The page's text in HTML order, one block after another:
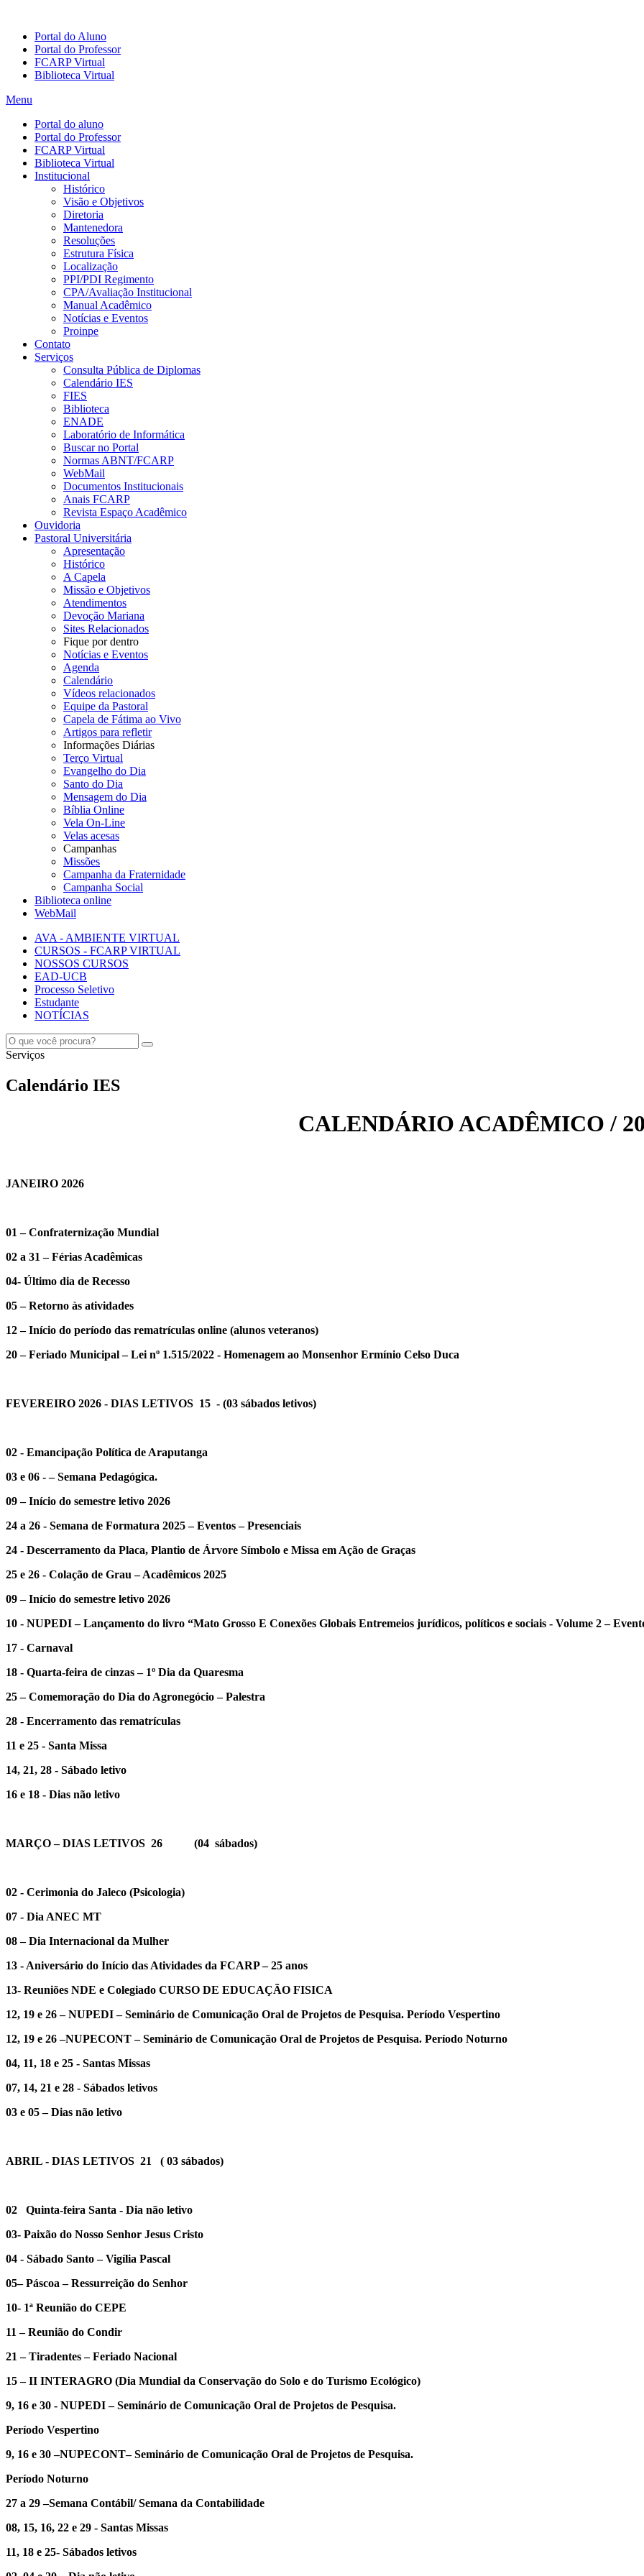
Portal do Aluno
Portal do Professor
FCARP Virtual
Biblioteca Virtual
Menu
Portal do aluno
Portal do Professor
FCARP Virtual
Biblioteca Virtual
Institucional
Histórico
Visão e Objetivos
Diretoria
Mantenedora
Resoluções
Estrutura Física
Localização
PPI/PDI Regimento
CPA/Avaliação Institucional
Manual Acadêmico
Notícias e Eventos
Proinpe
Contato
Serviços
Consulta Pública de Diplomas
Calendário IES
FIES
Biblioteca
ENADE
Laboratório de Informática
Buscar no Portal
Normas ABNT/FCARP
WebMail
Documentos Institucionais
Anais FCARP
Revista Espaço Acadêmico
Ouvidoria
Pastoral Universitária
Apresentação
Histórico
A Capela
Missão e Objetivos
Atendimentos
Devoção Mariana
Sites Relacionados
Fique por dentro
Notícias e Eventos
Agenda
Calendário
Vídeos relacionados
Equipe da Pastoral
Capela de Fátima ao Vivo
Artigos para refletir
Informações Diárias
Terço Virtual
Evangelho do Dia
Santo do Dia
Mensagem do Dia
Bíblia Online
Vela On-Line
Velas acesas
Campanhas
Missões
Campanha da Fraternidade
Campanha Social
Biblioteca online
WebMail
AVA - AMBIENTE VIRTUAL
CURSOS - FCARP VIRTUAL
NOSSOS CURSOS
EAD-UCB
Processo Seletivo
Estudante
NOTÍCIAS
Serviços
Calendário IES
CALENDÁRIO ACADÊMICO /
JANEIRO 2026
01 – Confraternização Mundial
02 a 31 – Férias Acadêmicas
04- Último dia de Recesso
05 – Retorno às atividades
12 – Início do período das rematrículas online (alunos veteranos)
20 – Feriado Municipal – Lei nº 1.515/2022 - Homenagem ao Monsenhor Ermínio Celso Duca
FEVEREIRO 2026 - DIAS LETIVOS 15 - (03 sábados letivos)
02 - Emancipação Política de Araputanga
03 e 06 - – Semana Pedagógica.
09 – Início do semestre letivo 2026
24 a 26 - Semana de Formatura 2025 – Eventos – Presenciais
24 - Descerramento da Placa, Plantio de Árvore Símbolo e Missa em Ação de Graças
25 e 26 - Colação de Grau – Acadêmicos 2025
09 – Início do semestre letivo 2026
10 - NUPEDI – Lançamento do livro “Mato Grosso E Conexões Globais Entremeios jurídicos, políticos e sociais - Volume 2 –
17 - Carnaval
18 - Quarta-feira de cinzas – 1º Dia da Quaresma
25 – Comemoração do Dia do Agronegócio – Palestra
28 - Encerramento das rematrículas
11 e 25 - Santa Missa
14, 21, 28 - Sábado letivo
16 e 18 - Dias não letivo
MARÇO – DIAS LETIVOS 26 (04 sábados)
02 - Cerimonia do Jaleco (Psicologia)
07 - Dia ANEC MT
08 – Dia Internacional da Mulher
13 - Aniversário do Início das Atividades da FCARP – 25 anos
13- Reuniões NDE e Colegiado CURSO DE EDUCAÇÃO FISICA
12, 19 e 26 – NUPEDI – Seminário de Comunicação Oral de Projetos de Pesquisa. Período Vespertino
12, 19 e 26 –NUPECONT – Seminário de Comunicação Oral de Projetos de Pesquisa. Período Noturno
04, 11, 18 e 25 - Santas Missas
07, 14, 21 e 28 - Sábados letivos
03 e 05 – Dias não letivo
ABRIL - DIAS LETIVOS 21 ( 03 sábados)
02 Quinta-feira Santa - Dia não letivo
03- Paixão do Nosso Senhor Jesus Cristo
04 - Sábado Santo – Vigília Pascal
05– Páscoa – Ressurreição do Senhor
10- 1ª Reunião do CEPE
11 – Reunião do Condir
21 – Tiradentes – Feriado Nacional
15 – II INTERAGRO (Dia Mundial da Conservação do Solo e do Turismo Ecológico)
9, 16 e 30 - NUPEDI – Seminário de Comunicação Oral de Projetos de Pesquisa.
Período Vespertino
9, 16 e 30 –NUPECONT– Seminário de Comunicação Oral de Projetos de Pesquisa.
Período Noturno
27 a 29 –Semana Contábil/ Semana da Contabilidade
08, 15, 16, 22 e 29 - Santas Missas
11, 18 e 25- Sábados letivos